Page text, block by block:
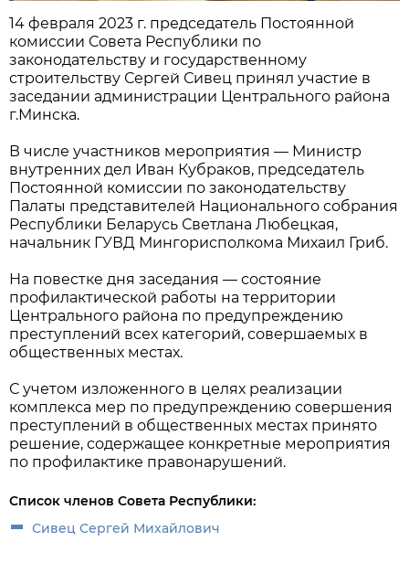
14 февраля 2023 г. председатель Постоянной
комиссии Совета Республики по
законодательству и государственному
строительству Сергей Сивец принял участие в
заседании администрации Центрального района
г.Минска.
В числе участников мероприятия — Министр
внутренних дел Иван Кубраков, председатель
Постоянной комиссии по законодательству
Палаты представителей Национального собрания
Республики Беларусь Светлана Любецкая,
начальник ГУВД Мингорисполкома Михаил Гриб.
На повестке дня заседания — состояние
профилактической работы на территории
Центрального района по предупреждению
преступлений всех категорий, совершаемых в
общественных местах.
С учетом изложенного в целях реализации
комплекса мер по предупреждению совершения
преступлений в общественных местах принято
решение, содержащее конкретные мероприятия
по профилактике правонарушений.
Список членов Совета Республики:
Сивец Сергей Михайлович